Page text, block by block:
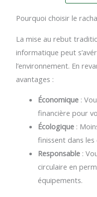
Pourquoi choisir le
La mise au rebut
informatique peut
l’environnement. En
avantages :
Économique :
financière pour
Écologique :
finissent dans les
Responsable :
circulaire en
équipements.